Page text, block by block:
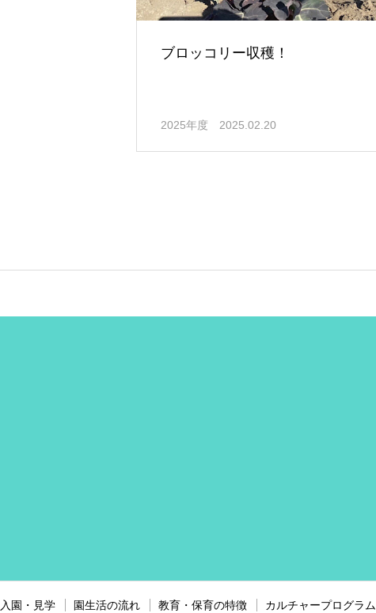
ブロッコリー収穫！
2025年度 2025.02.20
入園・見学 園生活の流れ 教育・保育の特徴 カルチャープログラム